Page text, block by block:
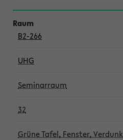
B2-266
UHG
Seminarraum
32
Grüne Tafel, Fenster,